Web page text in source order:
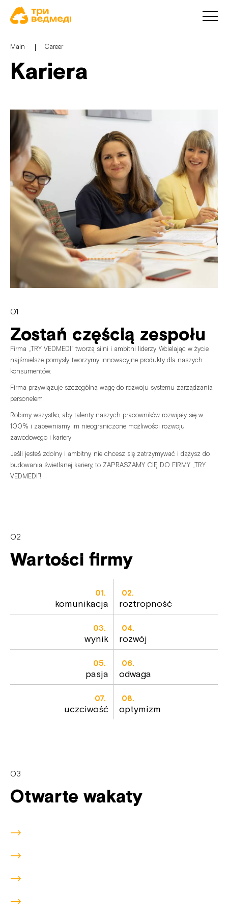
Main Career
Kariera
01
Zostań częścią zespołu
Firma „TRY VEDMEDI” tworzą silni i ambitni liderzy. Wcielając w życie
najśmielsze pomysły, tworzymy innowacyjne produkty dla naszych
konsumentów.
Firma przywiązuje szczególną wagę do rozwoju systemu zarządzania
personelem.
Robimy wszystko, aby talenty naszych pracowników rozwijały się w
100% i zapewniamy im nieograniczone możliwości rozwoju
zawodowego i kariery.
Jeśli jesteś zdolny i ambitny, nie chcesz się zatrzymywać i dążysz do
budowania świetlanej kariery, to ZAPRASZAMY CIĘ DO FIRMY „TRY
VEDMEDI”!
02
Wartości firmy
01.
komunikacja
02.
roztropność
03.
wynik
04.
rozwój
05.
pasja
06.
odwaga
07.
uczciwość
08.
optymizm
03
Otwarte wakaty